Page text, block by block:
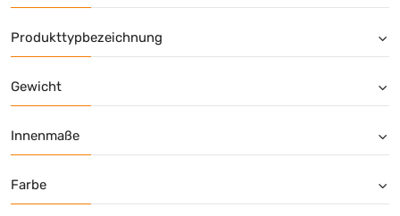
Produkttypbezeichnung
Gewicht
Innenmaße
Farbe